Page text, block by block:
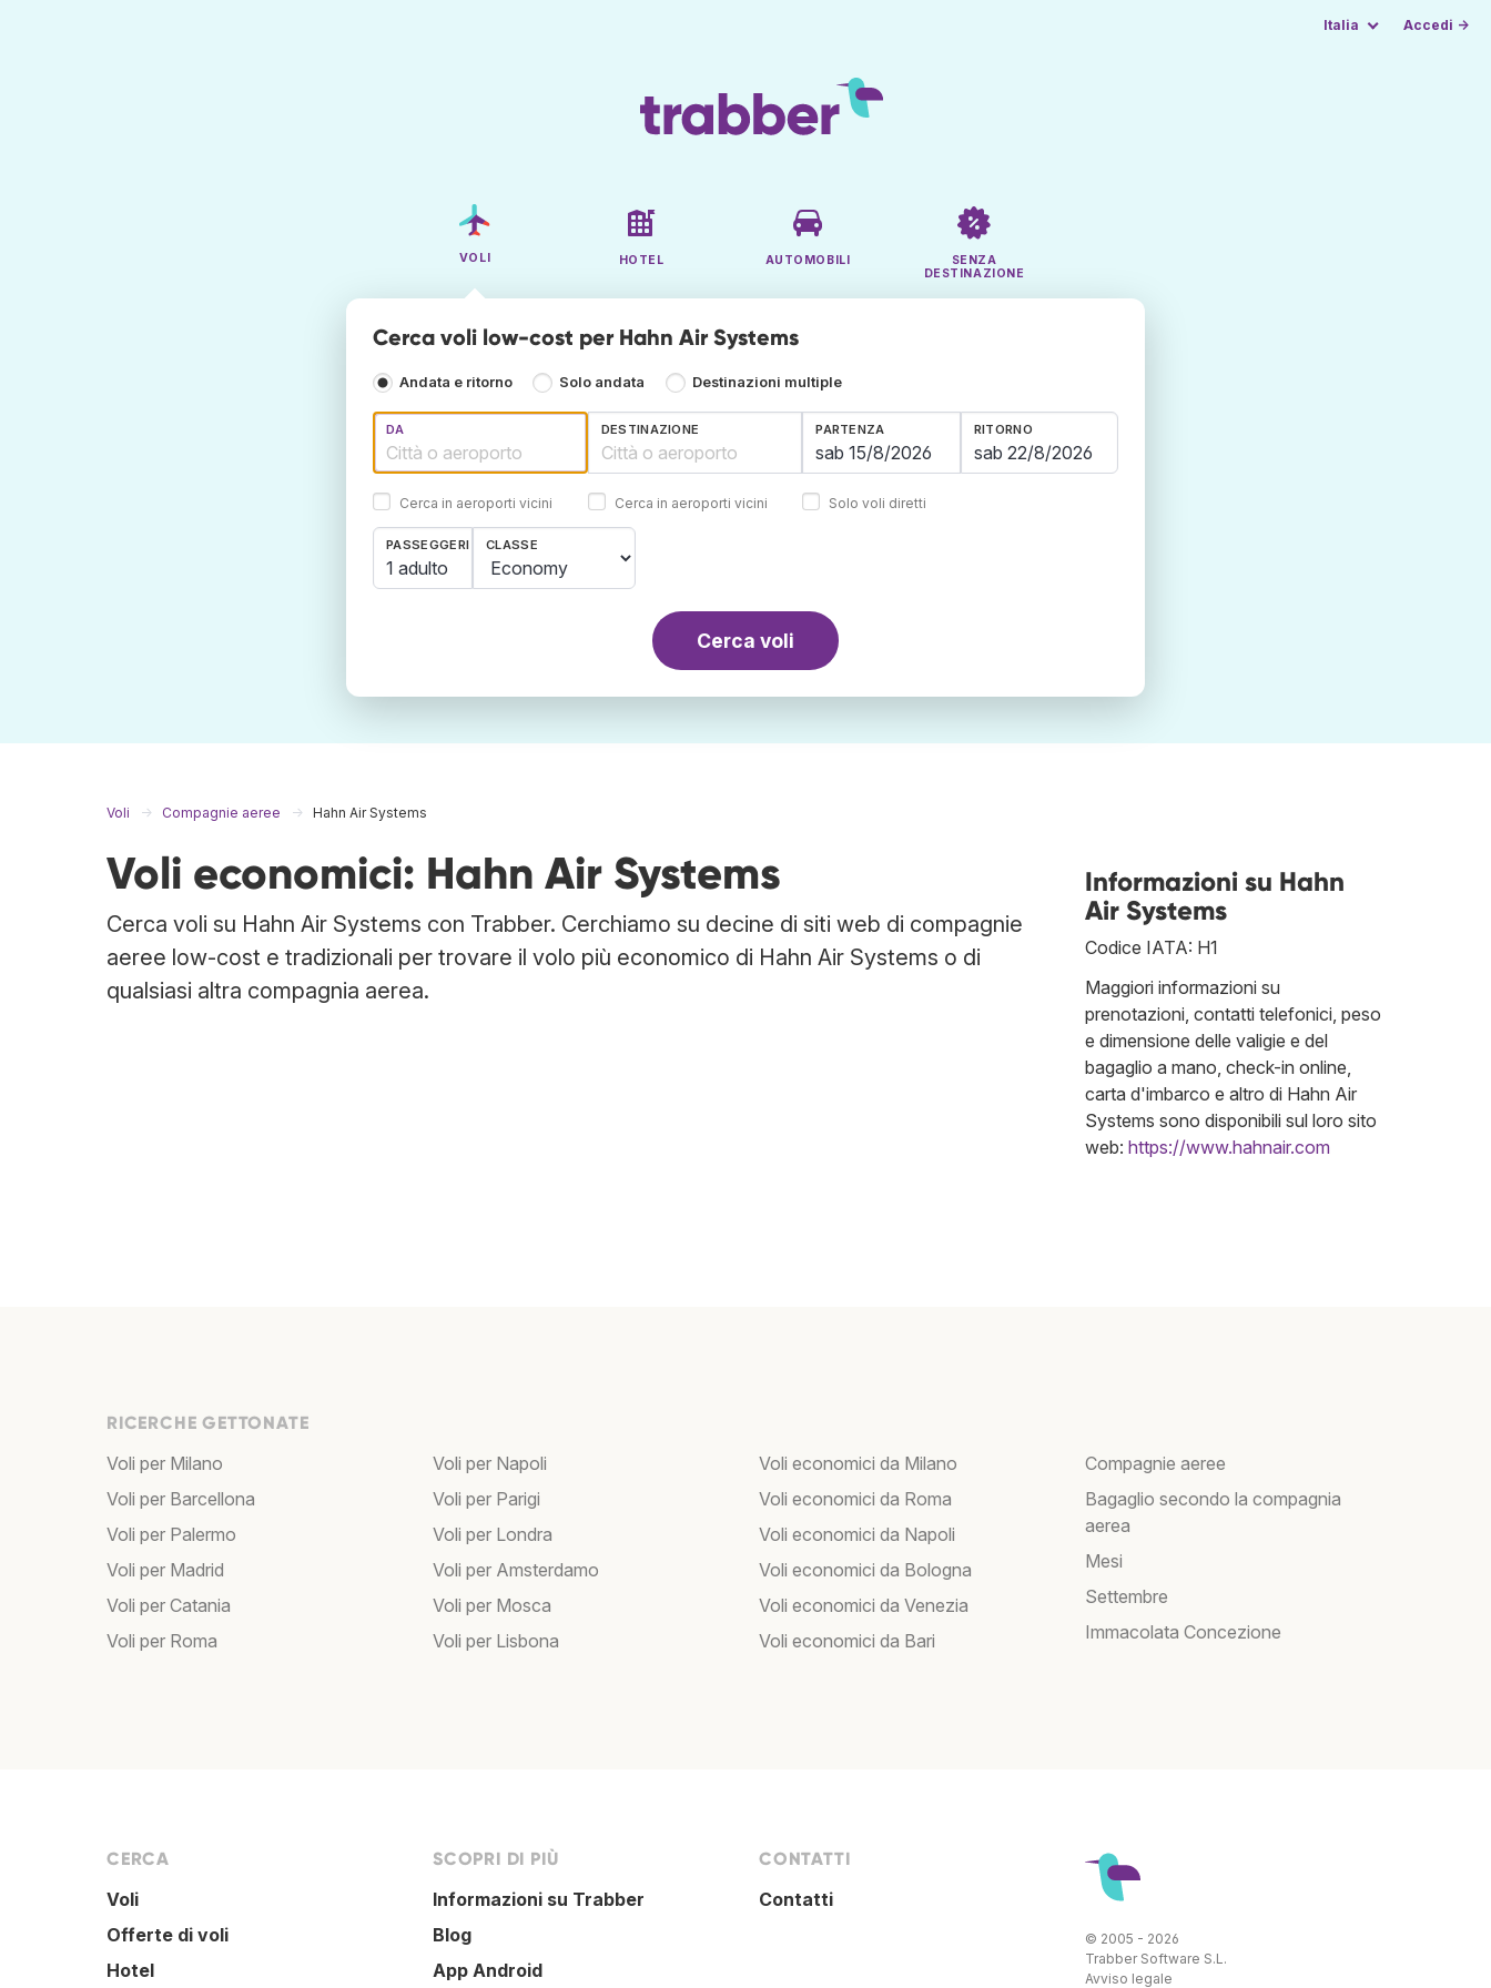
Italia Accedi →
VOLI HOTEL AUTOMOBILI
SENZA
DESTINAZIONE
Cerca voli low-cost per Hahn Air Systems
Andata e ritorno Solo andata Destinazioni multiple
DA
Cerca in aeroporti vicini
DESTINAZIONE
Cerca in aeroporti vicini
PARTENZA RITORNO
Solo voli diretti
PASSEGGERI
1 adulto
CLASSE
Cerca voli
Voli Compagnie aeree Hahn Air Systems
Voli economici: Hahn Air Systems
Cerca voli su Hahn Air Systems con Trabber. Cerchiamo su decine di siti web di compagnie
aeree low-cost e tradizionali per trovare il volo più economico di Hahn Air Systems o di
qualsiasi altra compagnia aerea.
Informazioni su Hahn
Air Systems
Codice IATA: H1
Maggiori informazioni su
prenotazioni, contatti telefonici, peso
e dimensione delle valigie e del
bagaglio a mano, check-in online,
carta d'imbarco e altro di Hahn Air
Systems sono disponibili sul loro sito
web: https://www.hahnair.com
RICERCHE GETTONATE
Voli per Milano
Voli per Barcellona
Voli per Palermo
Voli per Madrid
Voli per Catania
Voli per Roma
Voli per Napoli
Voli per Parigi
Voli per Londra
Voli per Amsterdamo
Voli per Mosca
Voli per Lisbona
Voli economici da Milano
Voli economici da Roma
Voli economici da Napoli
Voli economici da Bologna
Voli economici da Venezia
Voli economici da Bari
Compagnie aeree
Bagaglio secondo la compagnia
aerea
Mesi
Settembre
Immacolata Concezione
CERCA
Voli
Offerte di voli
Hotel
SCOPRI DI PIÙ
Informazioni su Trabber
Blog
App Android
CONTATTI
Contatti
© 2005 - 2026
Trabber Software S.L.
Avviso legale